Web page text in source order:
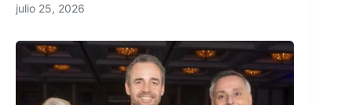
julio 25, 2026